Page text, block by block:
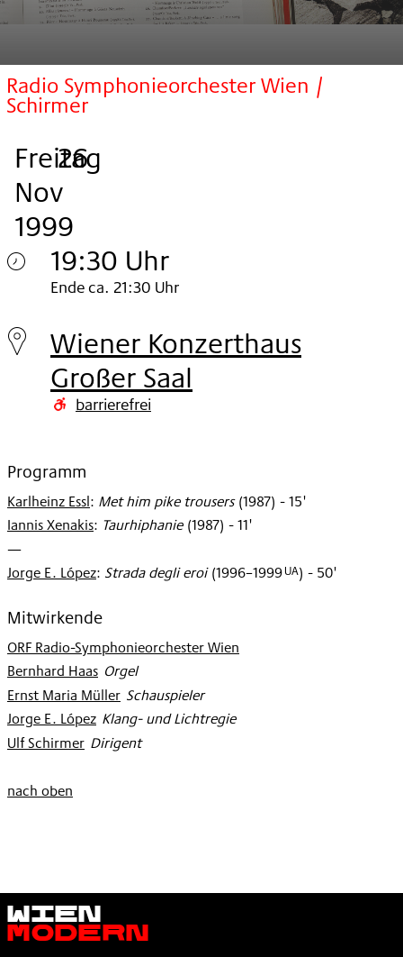
Radio Symphonieorchester Wien /
Schirmer
Freitag
, 26
.
Nov
1999
.
19:30 Uhr
Freitag
26.
Nov
1999
Ende ca. 21:30 Uhr
Wiener Konzerthaus
Großer Saal
barrierefrei
Programm
Karlheinz Essl: Met him pike trousers (1987) - 15'
Iannis Xenakis: Taurhiphanie (1987) - 11'
—
Jorge E. López: Strada degli eroi (1996–1999UA) - 50'
Mitwirkende
ORF Radio-Symphonieorchester Wien
Bernhard Haas
: Orgel
Ernst Maria Müller
: Schauspieler
Jorge E. López
: Klang- und Lichtregie
Ulf Schirmer
: Dirigent
nach oben
Wien
Modern